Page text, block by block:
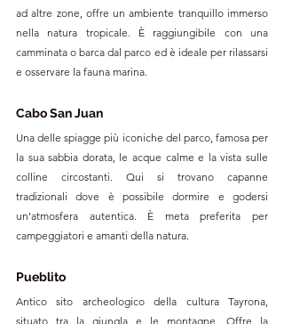
ad altre zone, offre un ambiente tranquillo immerso
nella natura tropicale. È raggiungibile con una
camminata o barca dal parco ed è ideale per rilassarsi
e osservare la fauna marina.
Cabo San Juan
Una delle spiagge più iconiche del parco, famosa per
la sua sabbia dorata, le acque calme e la vista sulle
colline circostanti. Qui si trovano capanne
tradizionali dove è possibile dormire e godersi
un’atmosfera autentica. È meta preferita per
campeggiatori e amanti della natura.
Pueblito
Antico sito archeologico della cultura Tayrona,
situato tra la giungla e le montagne. Offre la